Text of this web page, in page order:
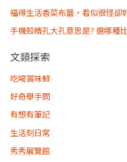
福得生活香菜布蕾，看似很怪卻
手機殼精孔大孔意思是? 選哪種
文類探索
吃喝賞味鮮
好奇舉手問
有想有筆記
生活刻日常
秀秀展覽館